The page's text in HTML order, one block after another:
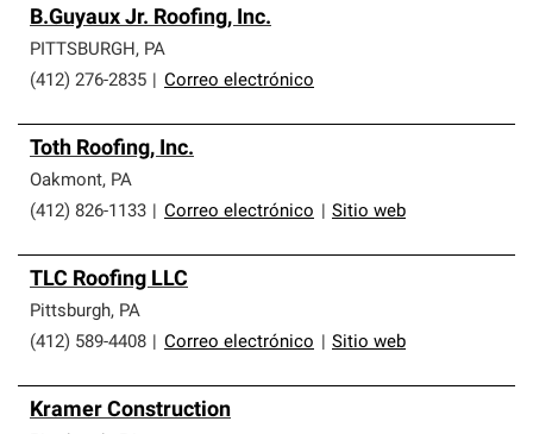
B.Guyaux Jr. Roofing, Inc.
PITTSBURGH, PA
(412) 276-2835
Correo electrónico
Toth Roofing, Inc.
Oakmont, PA
(412) 826-1133
Correo electrónico Sitio web
TLC Roofing LLC
Pittsburgh, PA
(412) 589-4408
Correo electrónico Sitio web
Kramer Construction